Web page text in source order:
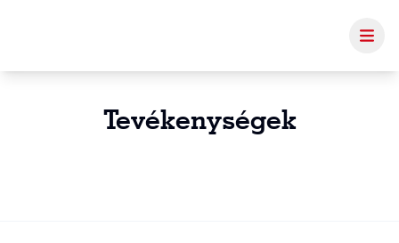
Tevékenységek